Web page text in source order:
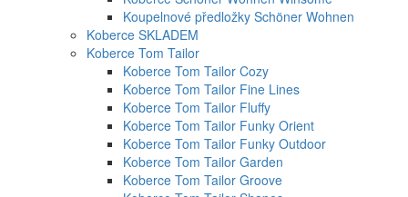
Koupelnové předložky Schöner Wohnen
Koberce SKLADEM
Koberce Tom Tailor
Koberce Tom Tailor Cozy
Koberce Tom Tailor Fine Lines
Koberce Tom Tailor Fluffy
Koberce Tom Tailor Funky Orient
Koberce Tom Tailor Funky Outdoor
Koberce Tom Tailor Garden
Koberce Tom Tailor Groove